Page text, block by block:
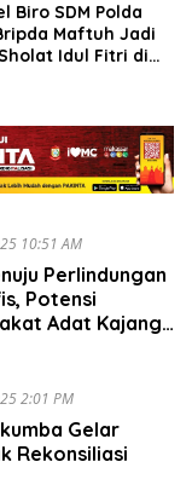
Biro SDM Polda
Maftuh Jadi
Idul Fitri di
10:51 AM
Perlindungan
Potensi
Adat Kajang
2:01 PM
Gelar
Rekonsiliasi